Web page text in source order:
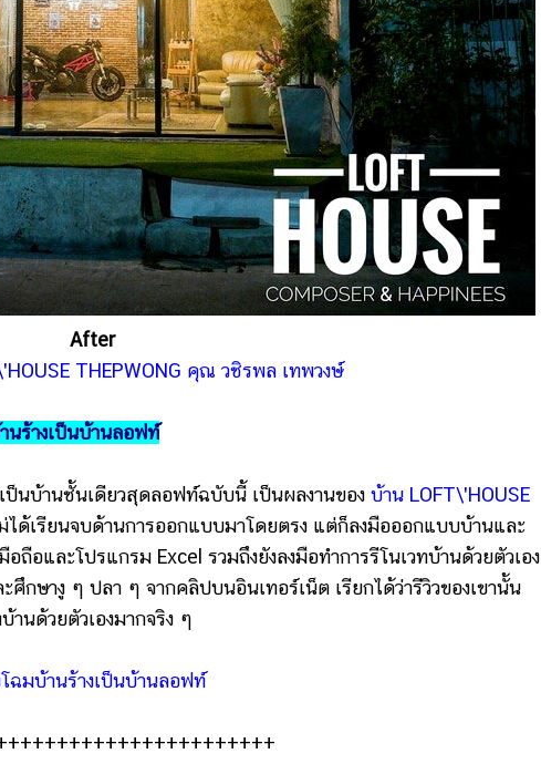
After
THEPWONG คุณ วชิรพล เทพวงษ์
นร้างเป็นบ้านลอฟท์
บ้านชั้นเดียวสุดลอฟท์ฉบับนี้ เป็นผลงานของ บ้าน LOFT\'HOUSE
ด้เรียนจบด้านการออกแบบมาโดยตรง แต่ก็ลงมือออกแบบบ้านและ
อและโปรแกรม Excel รวมถึงยังลงมือทำการรีโนเวทบ้านด้วยตัวเอง
กษางู ๆ ปลา ๆ จากคลิปบนอินเทอร์เน็ต เรียกได้ว่ารีวิวของเขานั้น
านด้วยตัวเองมากจริง ๆ
ฉมบ้านร้างเป็นบ้านลอฟท์